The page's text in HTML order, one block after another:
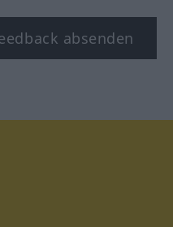
absenden